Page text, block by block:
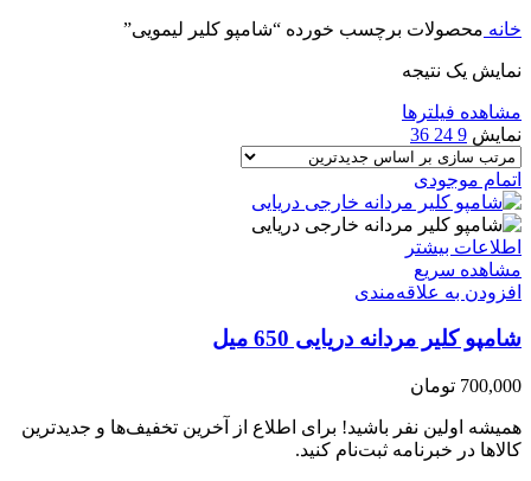
خانه محصولات برچسب خورده “شامپو کلیر لیمویی”
نمایش یک نتیجه
مشاهده فیلترها
نمایش 9
24
36
اتمام موجودی
اطلاعات بیشتر
مشاهده سریع
افزودن به علاقه‌مندی
شامپو کلیر مردانه دریایی 650 میل
700,000 تومان
همیشه اولین نفر باشید! برای اطلاع از آخرین تخفیف‌ها و جدیدترین
کالاها در خبرنامه ثبت‌نام کنید.